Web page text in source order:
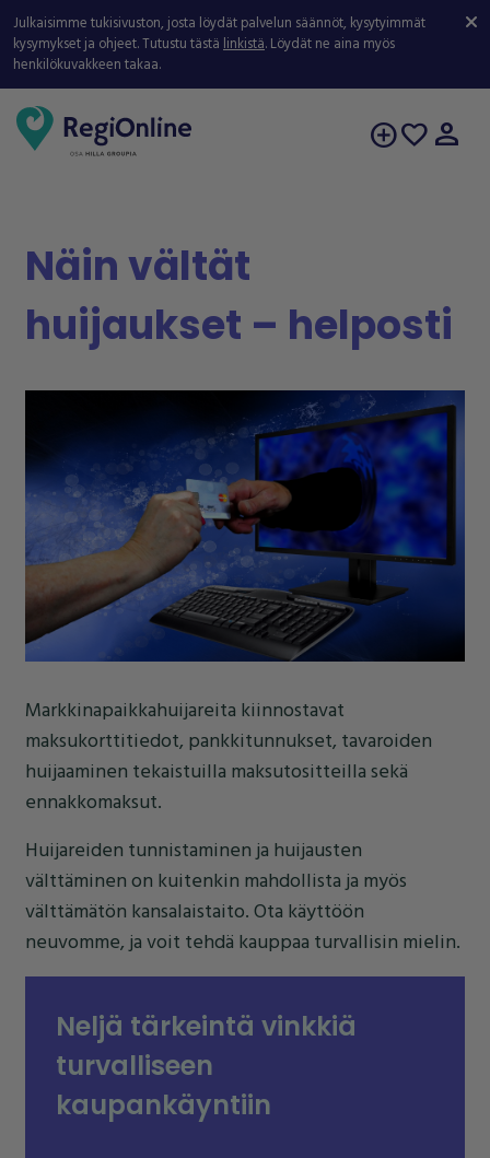
Julkaisimme tukisivuston, josta löydät palvelun säännöt, kysytyimmät
kysymykset ja ohjeet. Tutustu tästälinkistä. Löydät ne aina myös
henkilökuvakkeen takaa.
add_circlefavorite person
Näin vältät
huijaukset – helposti
Markkinapaikkahuijareita kiinnostavat
maksukorttitiedot, pankkitunnukset, tavaroiden
huijaaminen tekaistuilla maksutositteilla sekä
ennakkomaksut.
Huijareiden tunnistaminen ja huijausten
välttäminen on kuitenkin mahdollista ja myös
välttämätön kansalaistaito. Ota käyttöön
neuvomme, ja voit tehdä kauppaa turvallisin mielin.
Neljä tärkeintä vinkkiä
turvalliseen
kaupankäyntiin